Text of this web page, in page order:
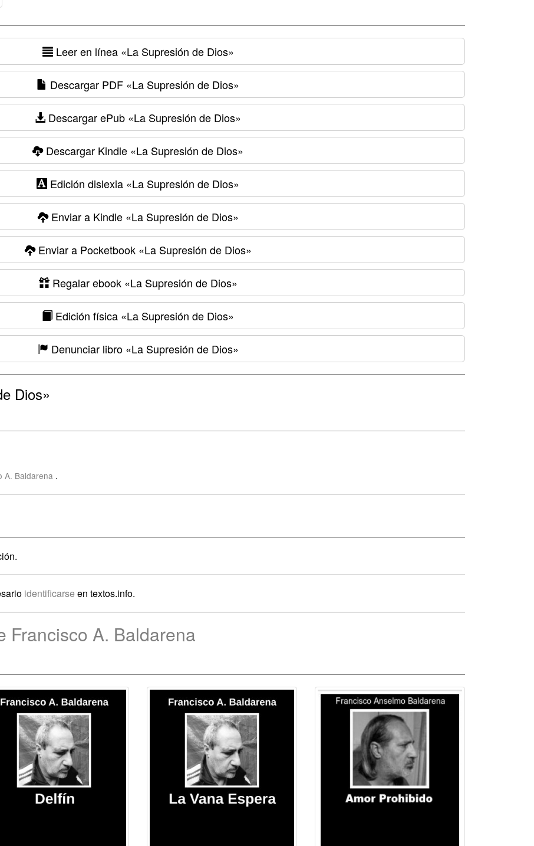
Leer en línea«La Supresión de Dios»
Descargar PDF «La Supresión de Dios»
Descargar ePub «La Supresión de Dios»
Descargar Kindle «La Supresión de Dios»
Edición dislexia «La Supresión de Dios»
Enviar a Kindle«La Supresión de Dios»
Enviar a Pocketbook«La Supresión de Dios»
Regalar ebook«La Supresión de Dios»
Edición física «La Supresión de Dios»
Denunciar libro«La Supresión de Dios»
Dios»
A. Baldarena .
identificarse en textos.info.
Francisco A. Baldarena